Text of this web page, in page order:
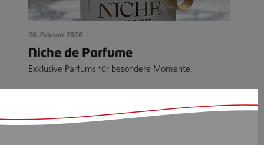
26. Februar 2026
Niche de Parfume
Exklusive Parfums für besondere Momente.